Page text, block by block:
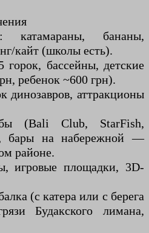
катамараны, бананы,
кайт (школы есть).
горок, бассейны, детские
ребенок ~600 грн).
динозавров, аттракционы
(Bali Club, StarFish,
бары на набережной —
районе.
игровые площадки, 3D-
(с катера или с берега
Будакского лимана,